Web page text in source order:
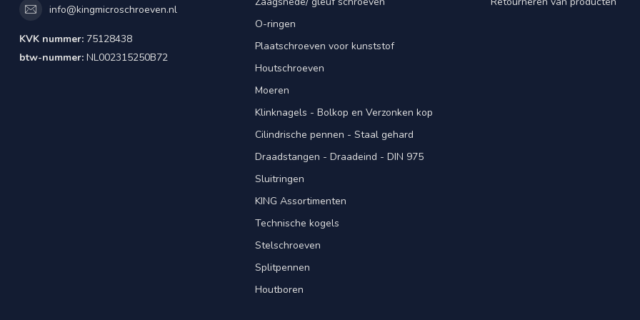
info@kingmicroschroeven.nl
KVK nummer: 75128438
btw-nummer: NL002315250B72
O-ringen
Plaatschroeven voor kunststof
Houtschroeven
Moeren
Klinknagels - Bolkop en Verzonken kop
Cilindrische pennen - Staal gehard
Draadstangen - Draadeind - DIN 975
Sluitringen
KING Assortimenten
Technische kogels
Stelschroeven
Splitpennen
Houtboren